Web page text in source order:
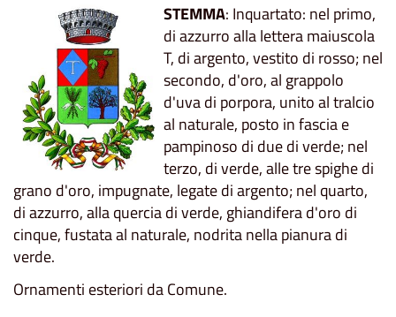
STEMMA: Inquartato: nel primo,
di azzurro alla lettera maiuscola
T, di argento, vestito di rosso; nel
secondo, d'oro, al grappolo
d'uva di porpora, unito al tralcio
al naturale, posto in fascia e
pampinoso di due di verde; nel
terzo, di verde, alle tre spighe di
grano d'oro, impugnate, legate di argento; nel quarto,
di azzurro, alla quercia di verde, ghiandifera d'oro di
cinque, fustata al naturale, nodrita nella pianura di
verde.
Ornamenti esteriori da Comune.